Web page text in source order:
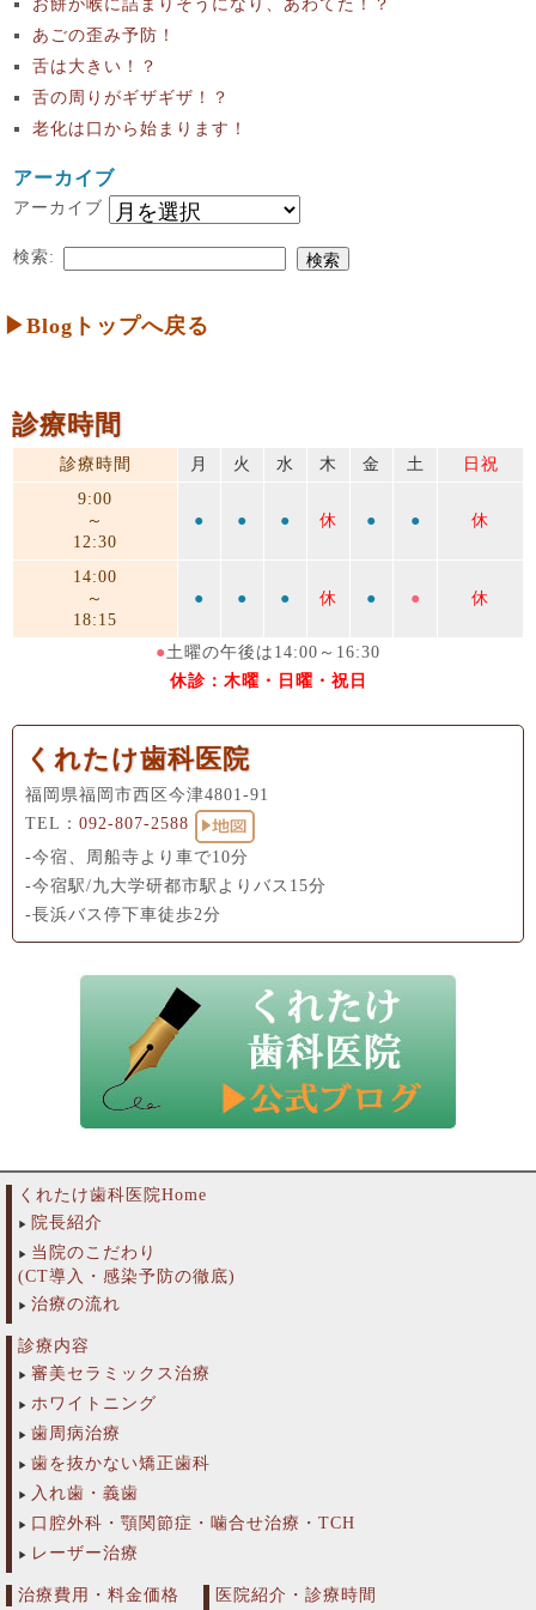
お餅が喉に詰まりそうになり、あわてた！？
あごの歪み予防！
舌は大きい！？
舌の周りがギザギザ！？
老化は口から始まります！
アーカイブ
アーカイブ
検索:
▶Blogトップへ戻る
診療時間
診療時間 月 火 水 木 金 土
日祝
9:00
～
12:30
● ● ● 休 ● ● 休
14:00
～
18:15
● ● ● 休 ● ● 休
●土曜の午後は14:00～16:30
休診：木曜・日曜・祝日
くれたけ歯科医院
福岡県福岡市西区今津4801-91
TEL： 092-807-2588
-今宿、周船寺より車で10分
-今宿駅/九大学研都市駅よりバス15分
-長浜バス停下車徒歩2分
くれたけ歯科医院Home
院長紹介
当院のこだわり
(CT導入・感染予防の徹底)
治療の流れ
診療内容
審美セラミックス治療
ホワイトニング
歯周病治療
歯を抜かない矯正歯科
入れ歯・義歯
口腔外科・顎関節症・噛合せ治療・TCH
レーザー治療
治療費用・料金価格 医院紹介・診療時間